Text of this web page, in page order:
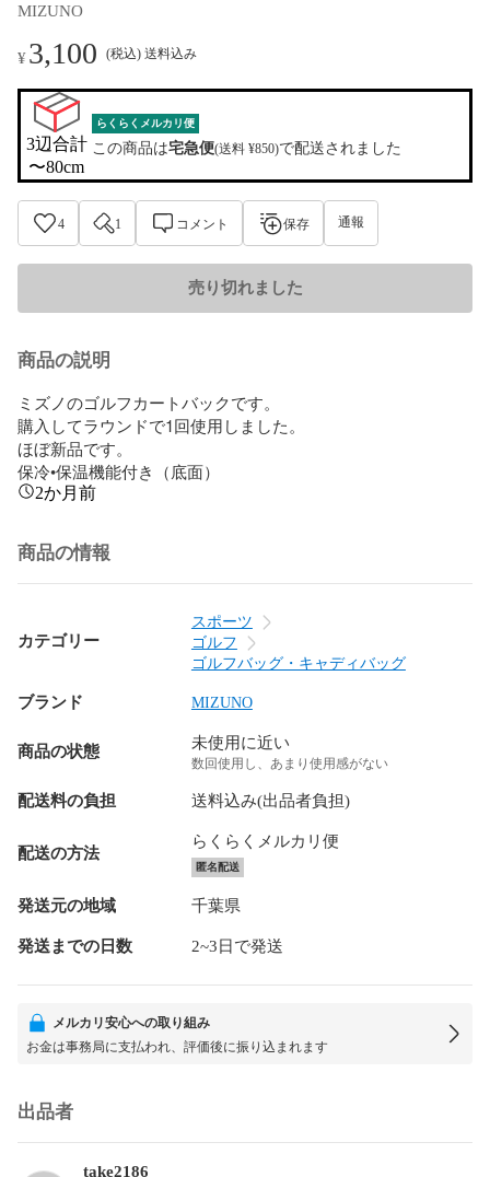
MIZUNO
¥3,100 (税込) 送料込み
3辺合計
〜80cm
らくらくメルカリ便
この商品は宅急便(送料 ¥850)で配送されました
4 1 コメント 保存 通報
売り切れました
商品の説明
ミズノのゴルフカートバックです。
購入してラウンドで1回使用しました。
ほぼ新品です。
保冷•保温機能付き（底面）
2か月前
商品の情報
カテゴリー
スポーツ
ゴルフ
ゴルフバッグ・キャディバッグ
ブランド MIZUNO
商品の状態 未使用に近い
数回使用し、あまり使用感がない
配送料の負担 送料込み(出品者負担)
配送の方法
らくらくメルカリ便
匿名配送
発送元の地域 千葉県
発送までの日数 2~3日で発送
メルカリ安心への取り組み
お金は事務局に支払われ、評価後に振り込まれます
出品者
take2186